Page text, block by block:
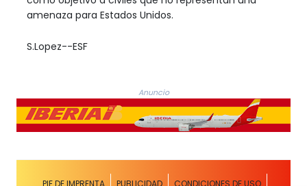
amenaza para Estados Unidos.
S.Lopez--ESF
Anuncio
PIE DE IMPRENTA PUBLICIDAD CONDICIONES DE USO